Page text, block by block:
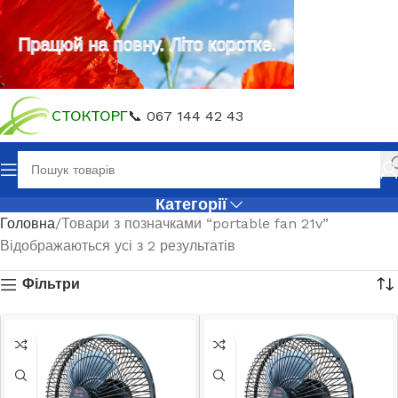
СТОКТОРГ📞 067 144 42 43
Категорії
Головна Товари з позначками “portable fan 21v”
Відображаються усі з 2 результатів
Фільтри
Працюй на повну. Літо коротке.